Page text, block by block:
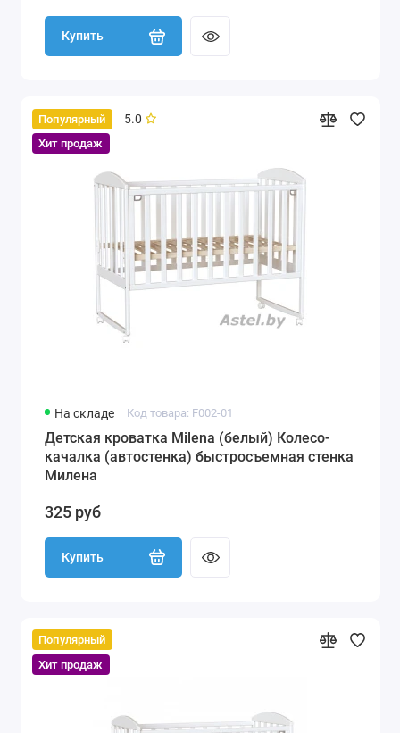
Купить
Популярный
Хит продаж
5.0
На складе Код товара: F002-01
Детская кроватка Milena (белый) Колесо-
качалка (автостенка) быстросъемная стенка
Милена
325 руб
Купить
Популярный
Хит продаж